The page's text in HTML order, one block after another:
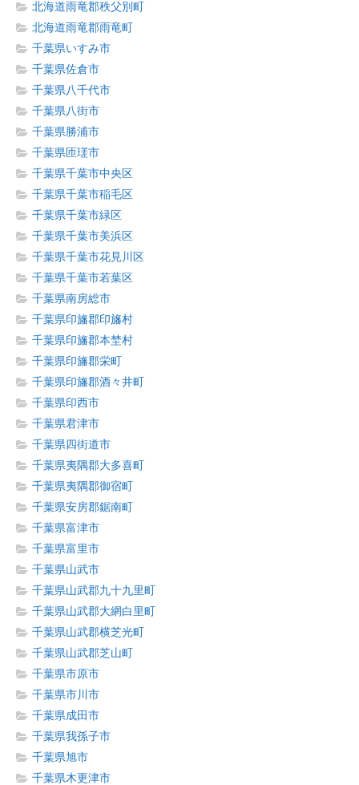
北海道雨竜郡秩父別町
北海道雨竜郡雨竜町
千葉県いすみ市
千葉県佐倉市
千葉県八千代市
千葉県八街市
千葉県勝浦市
千葉県匝瑳市
千葉県千葉市中央区
千葉県千葉市稲毛区
千葉県千葉市緑区
千葉県千葉市美浜区
千葉県千葉市花見川区
千葉県千葉市若葉区
千葉県南房総市
千葉県印旛郡印旛村
千葉県印旛郡本埜村
千葉県印旛郡栄町
千葉県印旛郡酒々井町
千葉県印西市
千葉県君津市
千葉県四街道市
千葉県夷隅郡大多喜町
千葉県夷隅郡御宿町
千葉県安房郡鋸南町
千葉県富津市
千葉県富里市
千葉県山武市
千葉県山武郡九十九里町
千葉県山武郡大網白里町
千葉県山武郡横芝光町
千葉県山武郡芝山町
千葉県市原市
千葉県市川市
千葉県成田市
千葉県我孫子市
千葉県旭市
千葉県木更津市